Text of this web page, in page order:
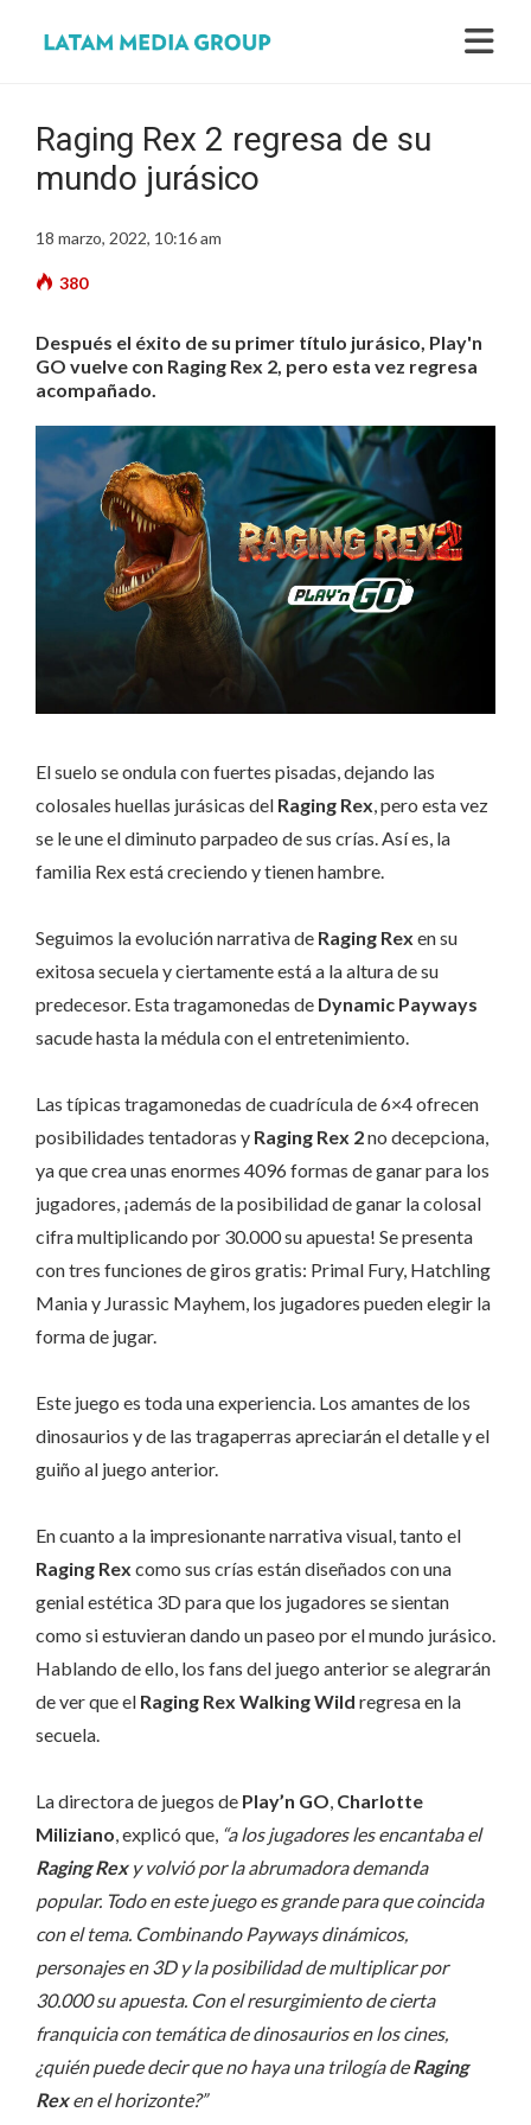
Raging Rex 2 regresa de su
mundo jurásico
18 marzo, 2022, 10:16 am
380
Después el éxito de su primer título jurásico, Play'n
GO vuelve con Raging Rex 2, pero esta vez regresa
acompañado.
El suelo se ondula con fuertes pisadas, dejando las
colosales huellas jurásicas del Raging Rex , pero esta vez
se le une el diminuto parpadeo de sus crías. Así es, la
familia Rex está creciendo y tienen hambre.
Seguimos la evolución narrativa de Raging Rex en su
exitosa secuela y ciertamente está a la altura de su
predecesor. Esta tragamonedas de Dynamic Payways
sacude hasta la médula con el entretenimiento.
Las típicas tragamonedas de cuadrícula de 6×4 ofrecen
posibilidades tentadoras y Raging Rex 2no decepciona,
ya que crea unas enormes 4096 formas de ganar para los
jugadores, ¡además de la posibilidad de ganar la colosal
cifra multiplicando por 30.000 su apuesta! Se presenta
con tres funciones de giros gratis: Primal Fury, Hatchling
Mania y Jurassic Mayhem, los jugadores pueden elegir la
forma de jugar.
Este juego es toda una experiencia. Los amantes de los
dinosaurios y de las tragaperras apreciarán el detalle y el
guiño al juego anterior.
En cuanto a la impresionante narrativa visual, tanto el
Raging Rex como sus crías están diseñados con una
genial estética 3D para que los jugadores se sientan
como si estuvieran dando un paseo por el mundo jurásico.
Hablando de ello, los fans del juego anterior se alegrarán
de ver que el Raging Rex Walking Wild regresa en la
secuela.
La directora de juegos de Play’n GO Charlotte
Miliziano , explicó que, “a los jugadores les encantaba el
Raging Rexy volvió por la abrumadora demanda
popular. Todo en este juego es grande para que coincida
con el tema. Combinando Payways dinámicos,
personajes en 3D y la posibilidad de multiplicar por
30.000 su apuesta. Con el resurgimiento de cierta
franquicia con temática de dinosaurios en los cines,
¿quién puede decir que no haya una trilogía deRaging
Rexen el horizonte?”